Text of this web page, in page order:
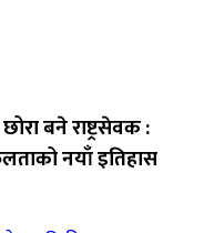
बने राष्ट्रसेवक :
नयाँ इतिहास